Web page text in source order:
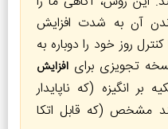
آن به شدت افزایش
روز خود را دوباره به
تجویزی برای افزایش
انگیزه (که ناپایدار
مشخص (که قابل اتکا